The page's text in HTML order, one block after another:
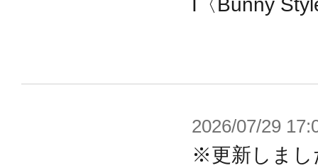
ならではのホビーの楽しみを提供し
ットコンテンツ「フレームアームズ
たスピンオフシリーズになります。
I〈Bunny
2026/07/29
※更新しま